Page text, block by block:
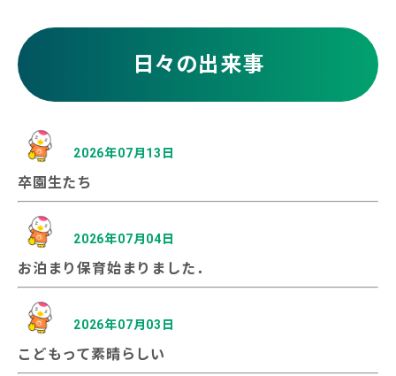
日々の出来事
2026年07月13日
卒園生たち
2026年07月04日
お泊まり保育始まりました．
2026年07月03日
こどもって素晴らしい